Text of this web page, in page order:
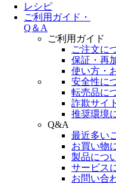
レシピ
ご利用ガイド・
Q＆A
ご利用ガイド
ご注文に
保証・再
使い方・
安全性に
転売品に
詐欺サイ
推奨環境
Q&A
最近多い
お買い物
製品につ
サービス
お問い合